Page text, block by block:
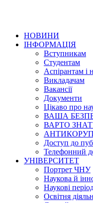
НОВИНИ
ІНФОРМАЦІЯ
Вступникам
Студентам
Аспірантам і
Викладачам
Вакансії
Документи
Цікаво про
ВАША
ВАРТО
Доступ до
Телефонний
УНІВЕРСИТЕТ
Портрет ЧНУ
Наукова й
Наукові
Освітня